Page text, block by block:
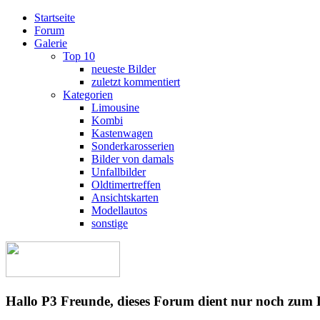
Startseite
Forum
Galerie
Top 10
neueste Bilder
zuletzt kommentiert
Kategorien
Limousine
Kombi
Kastenwagen
Sonderkarosserien
Bilder von damals
Unfallbilder
Oldtimertreffen
Ansichtskarten
Modellautos
sonstige
Hallo P3 Freunde, dieses Forum dient nur noch